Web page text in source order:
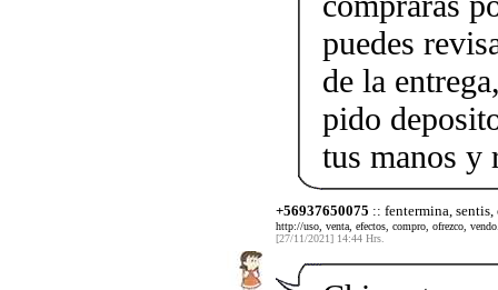
puedes
de la
pido
tus manos y
+56937650075 :: fentermina,
http://uso, venta, efectos, compro, ofrezco,
[27/11/2021] 14:44 Hrs.